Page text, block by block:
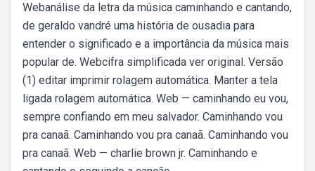
Webanálise da letra da música caminhando e cantando,
de geraldo vandré uma história de ousadia para
entender o significado e a importância da música mais
popular de. Webcifra simplificada ver original. Versão
(1) editar imprimir rolagem automática. Manter a tela
ligada rolagem automática. Web — caminhando eu vou,
sempre confiando em meu salvador. Caminhando vou
pra canaã. Caminhando vou pra canaã. Caminhando vou
pra canaã. Web — charlie brown jr. Caminhando e